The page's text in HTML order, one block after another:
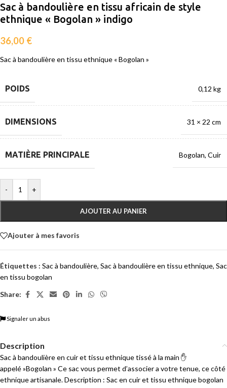
Sac à bandoulière en tissu africain de style
ethnique « Bogolan » indigo
36,00 €
Sac à bandoulière en tissu ethnique « Bogolan »
POIDS 0,12 kg
DIMENSIONS 31 × 22 cm
MATIÈRE PRINCIPALE Bogolan, Cuir
- +
AJOUTER AU PANIER
Ajouter à mes favoris
Étiquettes : Sac à bandoulière, Sac à bandoulière en tissu ethnique, Sac
en tissu bogolan
Share:
Signaler un abus
Description
Sac à bandoulière en cuir et tissu ethnique tissé à la main ✋
appelé »Bogolan » Ce sac vous permet d’associer a votre tenue, ce côté
ethnique artisanale. Description : Sac en cuir et tissu ethnique bogolan